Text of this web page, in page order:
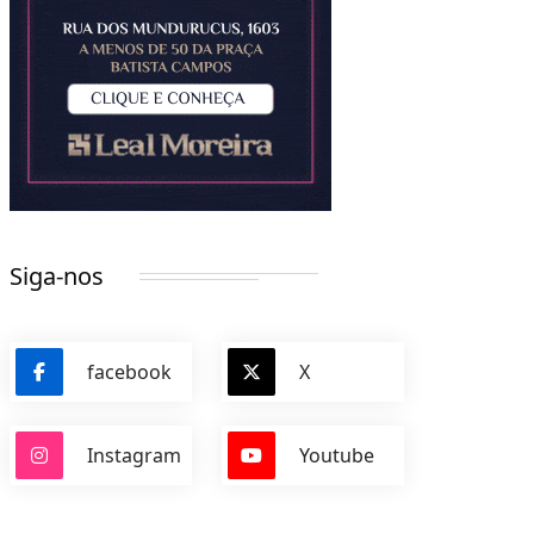
Siga-nos
facebook X
Instagram Youtube